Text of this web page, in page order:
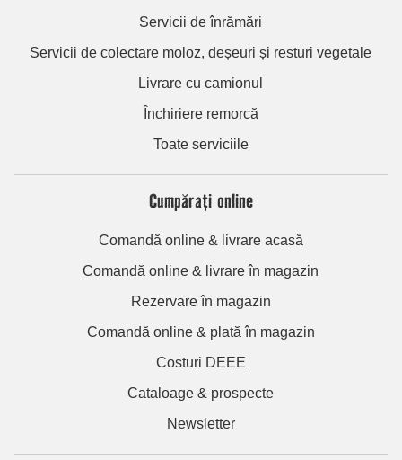
Servicii de înrămări
Servicii de colectare moloz, deșeuri și resturi vegetale
Livrare cu camionul
Închiriere remorcă
Toate serviciile
Cumpărați online
Comandă online & livrare acasă
Comandă online & livrare în magazin
Rezervare în magazin
Comandă online & plată în magazin
Costuri DEEE
Cataloage & prospecte
Newsletter